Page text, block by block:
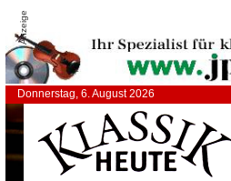
Anzeige
Donnerstag, 6. August 2026